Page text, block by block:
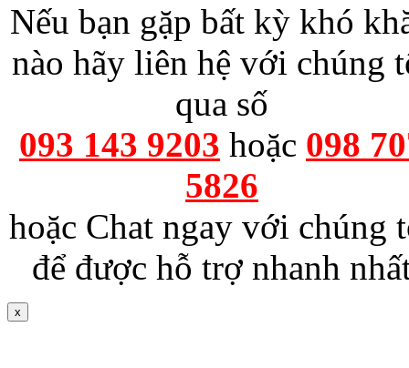
Nếu bạn gặp bất kỳ khó
nào hãy liên hệ với chúng
qua số
093 143 9203 hoặc 098
5826
hoặc Chat ngay với chúng
để được hỗ trợ nhanh
x